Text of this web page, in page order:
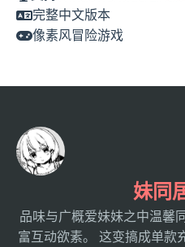
完整中文版本
像素风冒险游戏
妹同
品味与广概爱妹妹之中温馨
富互动欲素。 这变搞成单款